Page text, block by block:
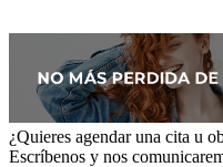
¿Quieres agendar una cita u
Escríbenos y nos